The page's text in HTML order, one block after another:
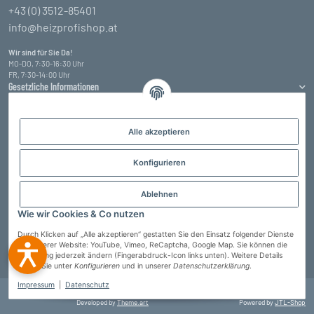
Alle akzeptieren
Konfigurieren
Ablehnen
Wie wir Cookies & Co nutzen
Durch Klicken auf „Alle akzeptieren“ gestatten Sie den Einsatz folgender Dienste
auf unserer Website: YouTube, Vimeo, ReCaptcha, Google Map. Sie können die
Einstellung jederzeit ändern (Fingerabdruck-Icon links unten). Weitere Details
finden Sie unter Konfigurieren und in unserer Datenschutzerklärung.
Impressum Datenschutz
+43 (0) 3512-85401
info@heizprofishop.at
Wir sind für Sie Da!
MO-DO, 7:30-16:30 Uhr
FR, 7:30-14:00 Uhr
Gesetzliche Informationen
Informationen
Zahlungsarten
Vertrag widerrufen
© Heizprofi Wallner GmbH * Alle Preise inkl. gesetzlicher USt., zzgl.
Developed byTheme.art Powered byJTL-Shop